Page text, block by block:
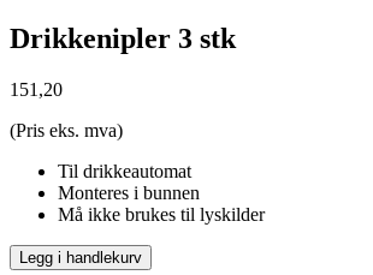
Drikkenipler 3 stk
151,20
(Pris eks. mva)
Til drikkeautomat
Monteres i bunnen
Må ikke brukes til lyskilder
Legg i handlekurv